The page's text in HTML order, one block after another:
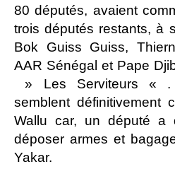
80 députés, avaient
trois députés restants, à
Bok Guiss Guiss,
AAR Sénégal et Pape
» Les Serviteurs « .
semblent définitivement
Wallu car, un député a
déposer armes et
Yakar.